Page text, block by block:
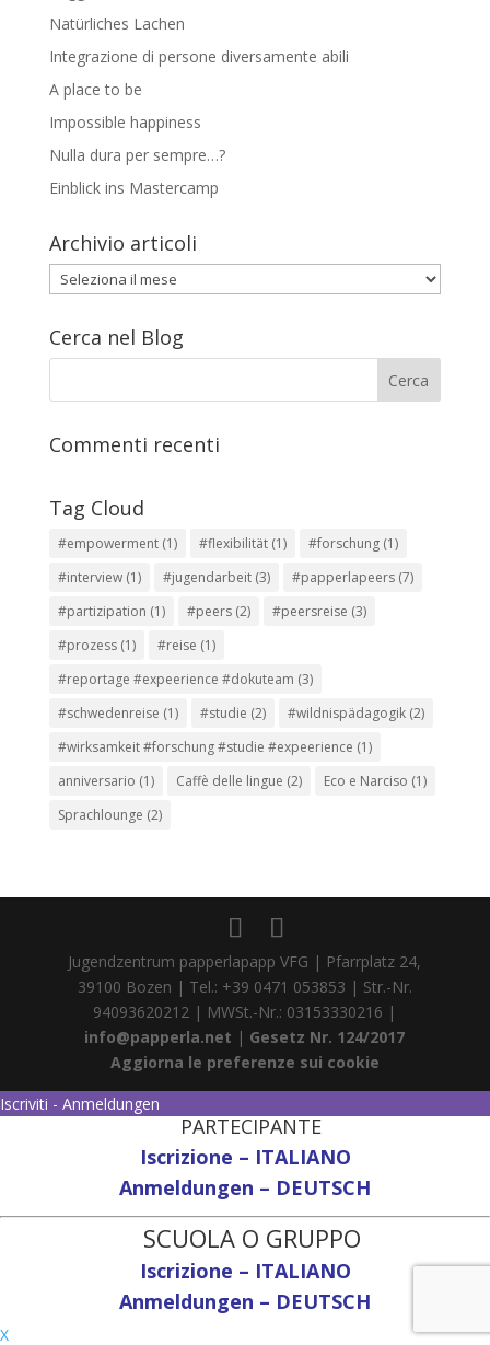
Natürliches Lachen
Integrazione di persone diversamente abili
A place to be
Impossible happiness
Nulla dura per sempre…?
Einblick ins Mastercamp
Archivio articoli
Archivio
articoli
Cerca nel Blog
Commenti recenti
Tag Cloud
#empowerment(1) #flexibilität(1) #forschung(1)
#interview(1) #jugendarbeit(3) #papperlapeers(7)
#partizipation (1) #peers(2) #peersreise (3)
#prozess(1) #reise (1)
#reportage #expeerience #dokuteam (3)
#schwedenreise (1) #studie (2) #wildnispädagogik(2)
#wirksamkeit #forschung #studie #expeerience (1)
anniversario (1) Caffè delle lingue (2) Eco e Narciso (1)
Sprachlounge (2)
Jugendzentrum papperlapapp VFG | Pfarrplatz 24,
39100 Bozen | Tel.: +39 0471 053853 | Str.-Nr.
94093620212 | MWSt.-Nr.: 03153330216 |
info@papperla.net | Gesetz Nr. 124/2017
Aggiorna le preferenze sui cookie
Iscriviti - Anmeldungen
PARTECIPANTE
Iscrizione – ITALIANO
Anmeldungen – DEUTSCH
SCUOLA O GRUPPO
Iscrizione – ITALIANO
Anmeldungen – DEUTSCH
X